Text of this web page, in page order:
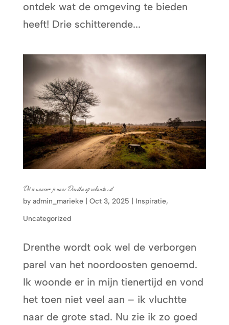
ontdek wat de omgeving te bieden
heeft! Drie schitterende...
Dit is waarom je naar Drenthe op vakantie wil
by admin_marieke| Oct 3, 2025 Inspiratie,
Uncategorized
Drenthe wordt ook wel de verborgen
parel van het noordoosten genoemd.
Ik woonde er in mijn tienertijd en vond
het toen niet veel aan – ik vluchtte
naar de grote stad. Nu zie ik zo goed